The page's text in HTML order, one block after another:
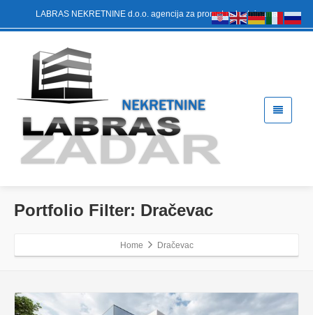
LABRAS NEKRETNINE d.o.o. agencija za promet nekretninama
Portfolio Filter: Dračevac
Home Dračevac